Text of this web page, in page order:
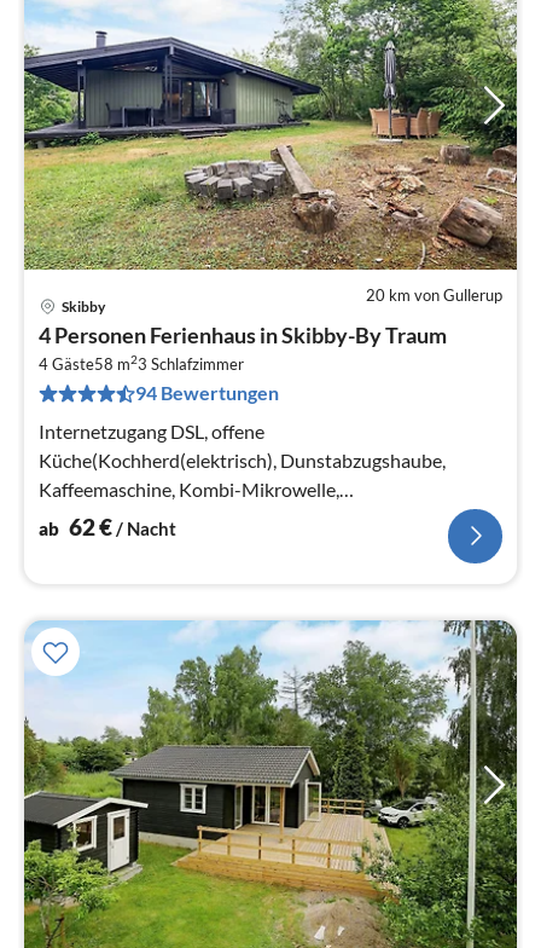
20 km von Gullerup
Skibby
4 Personen Ferienhaus in Skibby-By Traum
4 Gäste58 m23 Schlafzimmer
94 Bewertungen
Internetzugang DSL, offene
Küche(Kochherd(elektrisch), Dunstabzugshaube,
Kaffeemaschine, Kombi-Mikrowelle,
Kühl-/Gefrierkombination, Waschmaschine)
ab 62€/ Nacht